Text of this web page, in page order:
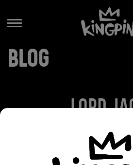
BLOG
LORD
2016-12-29